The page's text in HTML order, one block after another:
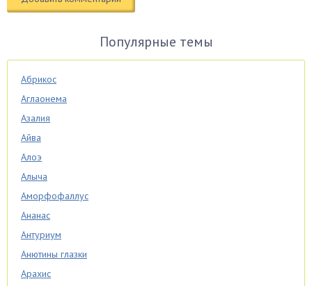
Популярные темы
Абрикос
Аглаонема
Азалия
Айва
Алоэ
Алыча
Аморфофаллус
Ананас
Антуриум
Анютины глазки
Арахис